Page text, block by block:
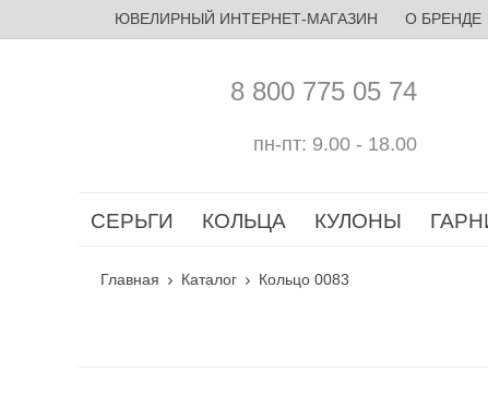
ЮВЕЛИРНЫЙ ИНТЕРНЕТ-МАГАЗИН О БРЕНДЕ
8 800 775 05 74
пн-пт: 9.00 - 18.00
СЕРЬГИ КОЛЬЦА КУЛОНЫ
Главная Каталог Кольцо 0083